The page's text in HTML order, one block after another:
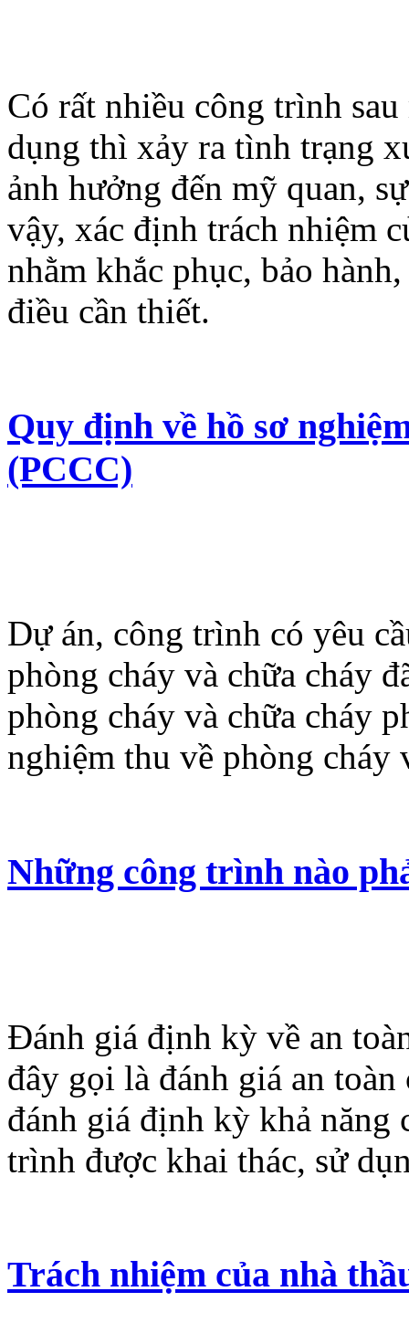
Có rất nhiều công trình
dụng thì xảy ra tình trạng
ảnh hưởng đến mỹ quan,
vậy, xác định trách nhiệm
nhằm khắc phục, bảo
điều cần thiết.
Quy định về hồ sơ
(PCCC)
Dự án, công trình có yêu
phòng cháy và chữa cháy
phòng cháy và chữa cháy
nghiệm thu về phòng cháy
Những công trình nào
Đánh giá định kỳ về an
đây gọi là đánh giá an
đánh giá định kỳ khả năng
trình được khai thác, sử
Trách nhiệm của nhà